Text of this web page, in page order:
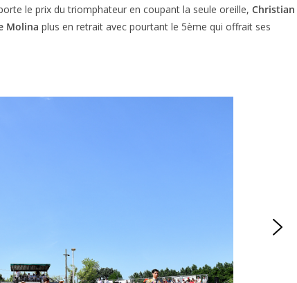
le prix du triomphateur en coupant la seule oreille, Christian
Molina plus en retrait avec pourtant le 5ème qui offrait ses
des
Castelnau
Istres : la feria des
18/06/2026 Olivier Castelnau